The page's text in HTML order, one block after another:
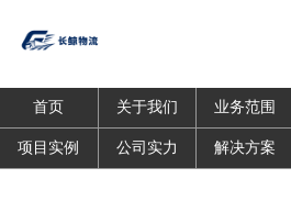
首页 关于我们 业务范围
项目实例 公司实力 解决方案